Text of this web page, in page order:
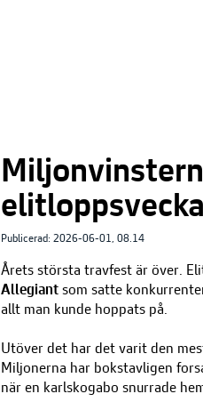
Publicerad: 2026-06-01, 08.14
Årets största travfest är över.
Allegiant som satte
allt man kunde hoppats på.
Utöver det har det varit den
Miljonerna har bokstavligen
när en karlskogabo snurrade